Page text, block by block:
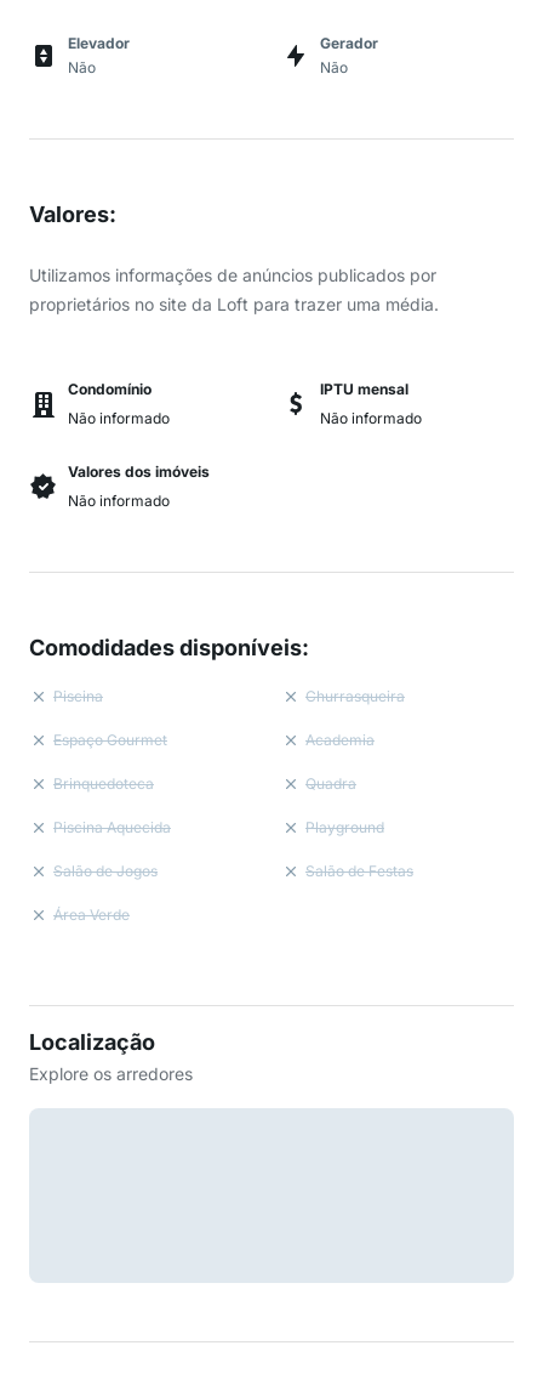
Elevador
Não
Gerador
Não
Valores:
Utilizamos informações de anúncios publicados por
proprietários no site da Loft para trazer uma média.
Condomínio
Não informado
IPTU mensal
Não informado
Valores dos imóveis
Não informado
Comodidades disponíveis:
Piscina Churrasqueira
Espaço Gourmet Academia
Brinquedoteca Quadra
Piscina Aquecida Playground
Salão de Jogos Salão de Festas
Área Verde
Localização
Explore os arredores